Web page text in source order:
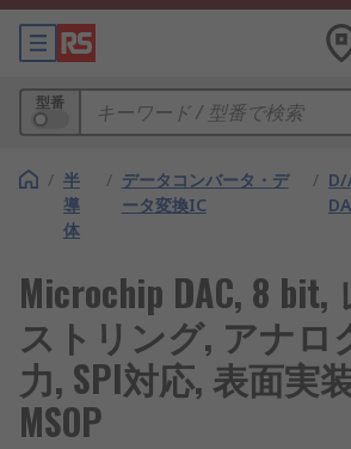
型番
/ 半
導
体
/ データコンバータ・デ
ータ変換IC
/ D/
Microchip DAC, 8 bit,
ストリング, アナロ
力, SPI対応, 表面実
MSOP